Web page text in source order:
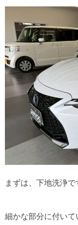
まずは、下地洗浄で
細かな部分に付い